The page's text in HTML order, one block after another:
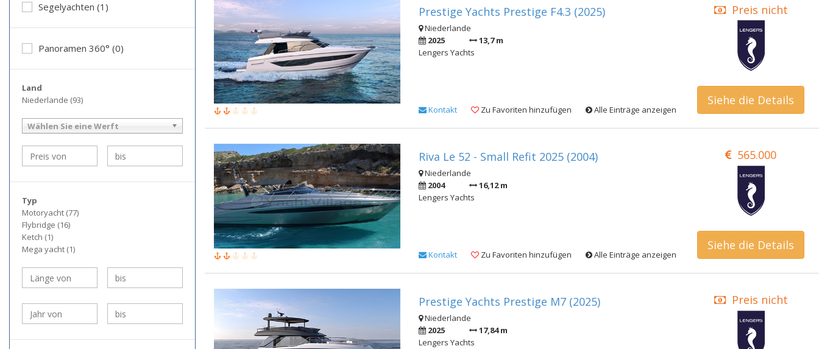
Segelyachten (1)
Panoramen 360° (0)
Land
Niederlande (93)
Wählen Sie eine Werft
Typ
Motoryacht (77)
Flybridge (16)
Ketch (1)
Mega yacht (1)
Prestige Yachts Prestige F4.3 (2025)
Preis nicht
veröffentlichen
Niederlande
2025
13,7 m
Lengers Yachts
Kontakt Zu Favoriten hinzufügen Alle Einträge anzeigen
Siehe die Details
Riva Le 52 - Small Refit 2025 (2004) 565.000
Niederlande
2004
16,12 m
Lengers Yachts
Kontakt Zu Favoriten hinzufügen Alle Einträge anzeigen
Siehe die Details
Prestige Yachts Prestige M7 (2025)
Preis nicht
veröffentlichen
Niederlande
2025
17,84 m
Lengers Yachts